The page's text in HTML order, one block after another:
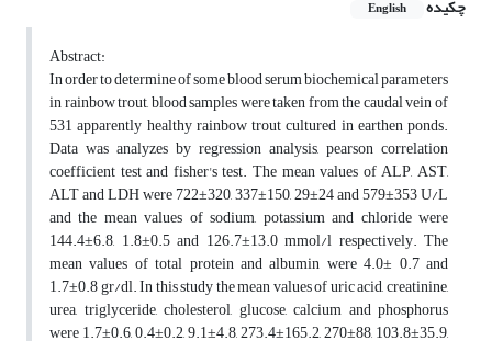
چکیده English
Abstract:
In order to determine of some blood serum biochemical parameters
in rainbow trout, blood samples were taken from the caudal vein of
531 apparently healthy rainbow trout cultured in earthen ponds.
Data was analyzes by regression analysis, pearson correlation
coefficient test and fisher's test. The mean values of ALP, AST,
ALT and LDH were 722±320, 337±150, 29±24 and 579±353 U/L
and the mean values of sodium, potassium and chloride were
144.4±6.8, 1.8±0.5 and 126.7±13.0 mmol/l respectively. The
mean values of total protein and albumin were 4.0± 0.7 and
1.7±0.8 gr/dl. In this study the mean values of uric acid, creatinine,
urea, triglyceride, cholesterol, glucose, calcium and phosphorus
were 1.7±0.6, 0.4±0.2, 9.1±4.8, 273.4±165.2, 270±88, 103.8±35.9,